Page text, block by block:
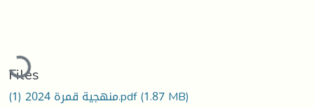
Files
منهجية قمرة 2024 (1).pdf(1.87 MB)